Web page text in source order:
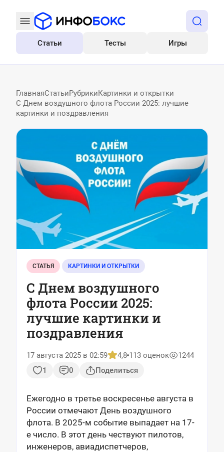
Все
Статьи Тесты Игры
ГлавнаяСтатьиРубрикиКартинки и открытки
С Днем воздушного флота России 2025: лучшие
картинки и поздравления
СТАТЬЯ КАРТИНКИ И ОТКРЫТКИ
С Днем воздушного
флота России 2025:
лучшие картинки и
поздравления
17 августа 2025 в 02:59 4,8 113 оценок
1244
1
0 Поделиться
Ежегодно в третье воскресенье августа в
России отмечают День воздушного
флота. В 2025-м событие выпадает на 17-
е число. В этот день чествуют пилотов,
инженеров, авиадиспетчеров,